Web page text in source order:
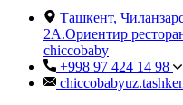
Ташкент,
2А.Ориентир
chiccobaby
+998 97 424 14 98